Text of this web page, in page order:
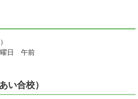
曜日 午前
い合校）